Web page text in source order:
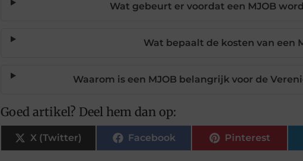
Wat gebeurt er voordat een MJOB
Wat bepaalt de kosten van een
Waarom is een MJOB belangrijk voor de
Goed artikel? Deel hem dan op:
X (Twitter) Facebook Pinterest